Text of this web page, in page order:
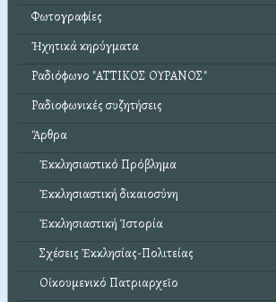
Φωτογραφίες
Ἠχητικά κηρύγματα
Ραδιόφωνο "ΑΤΤΙΚΟΣ ΟΥΡΑΝΟΣ"
Ραδιοφωνικές συζητήσεις
Ἄρθρα
Ἐκκλησιαστικό Πρόβλημα
Ἐκκλησιαστική δικαιοσύνη
Ἐκκλησιαστική Ἱστορία
Σχέσεις Ἐκκλησίας-Πολιτείας
Οἰκουμενικό Πατριαρχεῖο